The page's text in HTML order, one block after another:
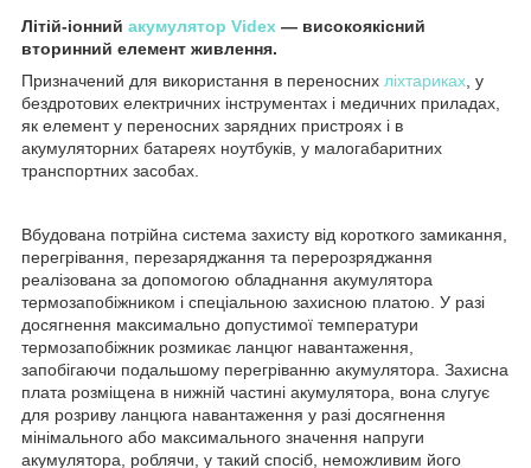
Літій-іонний акумулятор Videx — високоякісний
вторинний елемент живлення.
Призначений для використання в переносних ліхтариках, у
бездротових електричних інструментах і медичних приладах,
як елемент у переносних зарядних пристроях і в
акумуляторних батареях ноутбуків, у малогабаритних
транспортних засобах.
Вбудована потрійна система захисту від короткого замикання,
перегрівання, перезаряджання та перерозряджання
реалізована за допомогою обладнання акумулятора
термозапобіжником і спеціальною захисною платою. У разі
досягнення максимально допустимої температури
термозапобіжник розмикає ланцюг навантаження,
запобігаючи подальшому перегріванню акумулятора. Захисна
плата розміщена в нижній частині акумулятора, вона слугує
для розриву ланцюга навантаження у разі досягнення
мінімального або максимального значення напруги
акумулятора, роблячи, у такий спосіб, неможливим його